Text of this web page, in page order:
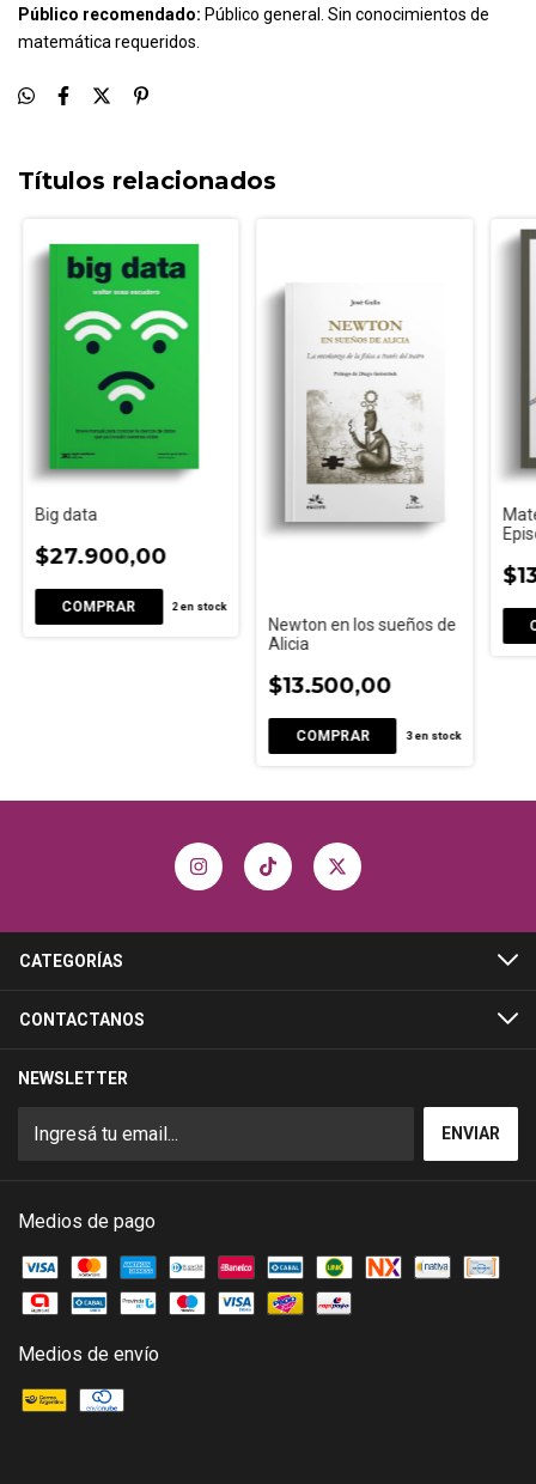
Público recomendado: Público general. Sin conocimientos de
matemática requeridos.
Títulos relacionados
Big data
$27.900,00
2en stock
Newton en los sueños de
Alicia
$13.500,00
3en stock
CATEGORÍAS
CONTACTANOS
NEWSLETTER
Medios de pago
Medios de envío